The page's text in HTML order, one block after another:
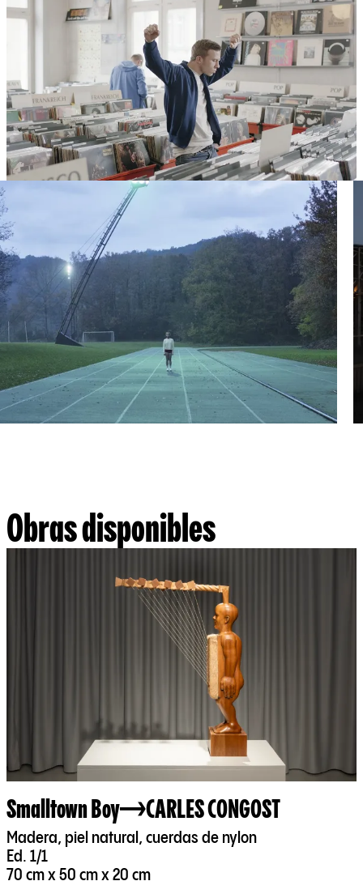
Obras disponibles
Smalltown Boy CARLES CONGOST
Madera, piel natural, cuerdas de nylon
Ed. 1/1
70 cm x 50 cm x 20 cm